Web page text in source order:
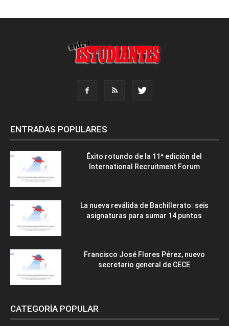
ENTRADAS POPULARES
Éxito rotundo de la 11ª edición del
International Recruitment Forum
La nueva reválida de Bachillerato: seis
asignaturas para sumar 14 puntos
Francisco José Flores Pérez, nuevo
secretario general de CECE
CATEGORÍA POPULAR